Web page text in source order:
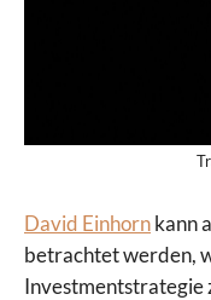
David Einhornkann
betrachtet werden,
Investmentstrategie